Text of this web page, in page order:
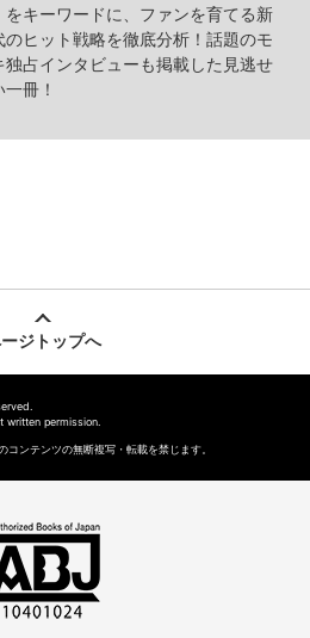
をキーワードに、ファンを育てる新
のヒット戦略を徹底分析！話題のモ
独占インタビューも掲載した見逃せ
一冊！
ジトップへ
written permission.
ンテンツの無断複写・転載を禁じます。